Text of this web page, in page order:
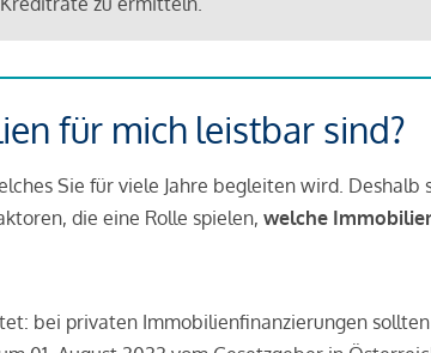
für mich leistbar sind?
Sie für viele Jahre begleiten wird.
die eine Rolle spielen, welche
bei privaten Immobilienfinanzierungen sollten